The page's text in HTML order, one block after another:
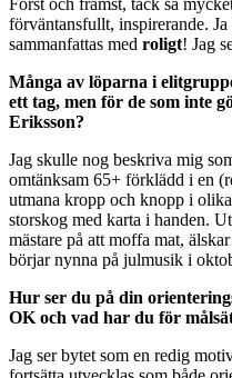
Först och främst, tack så
förväntansfullt, inspirerande.
sammanfattas med roligt! Jag
Många av löparna i
ett tag, men för de som inte
Eriksson?
Jag skulle nog beskriva mig
omtänksam 65+ förklädd i en
utmana kropp och knopp i
storskog med karta i handen.
mästare på att moffa mat,
börjar nynna på julmusik i
Hur ser du på din
OK och vad har du för
Jag ser bytet som en redig